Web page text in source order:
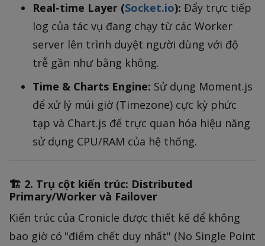
Real-time Layer (Socket.io): Đẩy trực tiếp
log của tác vụ đang chạy từ các Worker
server lên trình duyệt người dùng với độ
trễ gần như bằng không.
Time & Charts Engine: Sử dụng Moment.js
để xử lý múi giờ (Timezone) cực kỳ phức
tạp và Chart.js để trực quan hóa hiệu năng
sử dụng CPU/RAM của hệ thống.
🏗️ 2. Trụ cột kiến trúc: Distributed
Primary/Worker và Failover
Kiến trúc của Cronicle được thiết kế để không
bao giờ có "điểm chết duy nhất" (No Single Point